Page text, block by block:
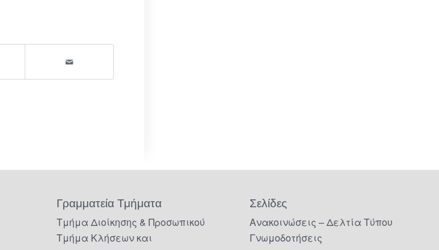
Γραμματεία Τμήματα
Τμήμα Διοίκησης & Προσωπικού
Τμήμα Κλήσεων και
Σελίδες
Ανακοινώσεις – Δελτία Τύπου
Γνωμοδοτήσεις